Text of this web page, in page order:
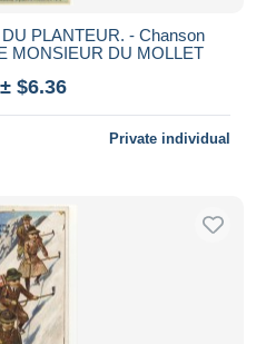
PLANTEUR. - Chanson
MONSIEUR DU MOLLET
± $6.36
Private individual